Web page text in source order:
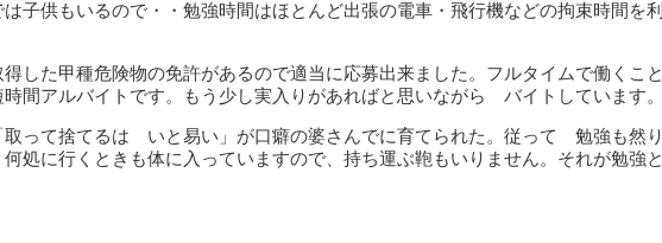
子供もいるので・・勉強時間はほとんど出張の電車・飛行機などの拘束時間を利
た甲種危険物の免許があるので適当に応募出来ました。フルタイムで働くこと
間アルバイトです。もう少し実入りがあればと思いながら バイトしています。
って捨てるは いと易い」が口癖の婆さんでに育てられた。従って 勉強も然り
に行くときも体に入っていますので、持ち運ぶ鞄もいりません。それが勉強と